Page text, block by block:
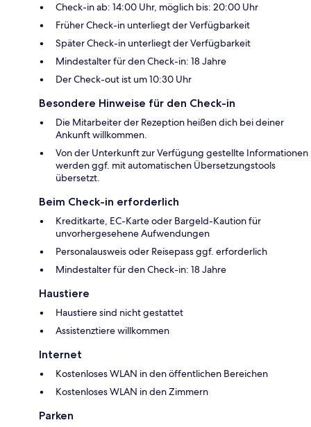
Check-in ab: 14:00 Uhr, möglich bis: 20:00 Uhr
Früher Check-in unterliegt der Verfügbarkeit
Später Check-in unterliegt der Verfügbarkeit
Mindestalter für den Check-in: 18 Jahre
Der Check-out ist um 10:30 Uhr
Besondere Hinweise für den Check-in
Die Mitarbeiter der Rezeption heißen dich bei deiner
Ankunft willkommen.
Von der Unterkunft zur Verfügung gestellte Informationen
werden ggf. mit automatischen Übersetzungstools
übersetzt.
Beim Check-in erforderlich
Kreditkarte, EC-Karte oder Bargeld-Kaution für
unvorhergesehene Aufwendungen
Personalausweis oder Reisepass ggf. erforderlich
Mindestalter für den Check-in: 18 Jahre
Haustiere
Haustiere sind nicht gestattet
Assistenztiere willkommen
Internet
Kostenloses WLAN in den öffentlichen Bereichen
Kostenloses WLAN in den Zimmern
Parken